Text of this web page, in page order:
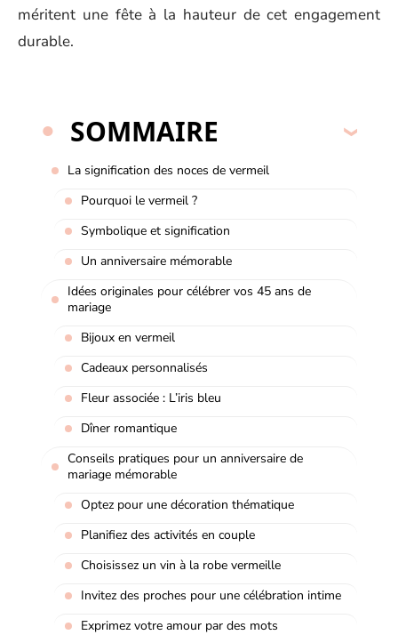
méritent une fête à la hauteur de cet engagement
durable.
SOMMAIRE
La signification des noces de vermeil
Pourquoi le vermeil ?
Symbolique et signification
Un anniversaire mémorable
Idées originales pour célébrer vos 45 ans de
mariage
Bijoux en vermeil
Cadeaux personnalisés
Fleur associée : L’iris bleu
Dîner romantique
Conseils pratiques pour un anniversaire de
mariage mémorable
Optez pour une décoration thématique
Planifiez des activités en couple
Choisissez un vin à la robe vermeille
Invitez des proches pour une célébration intime
Exprimez votre amour par des mots